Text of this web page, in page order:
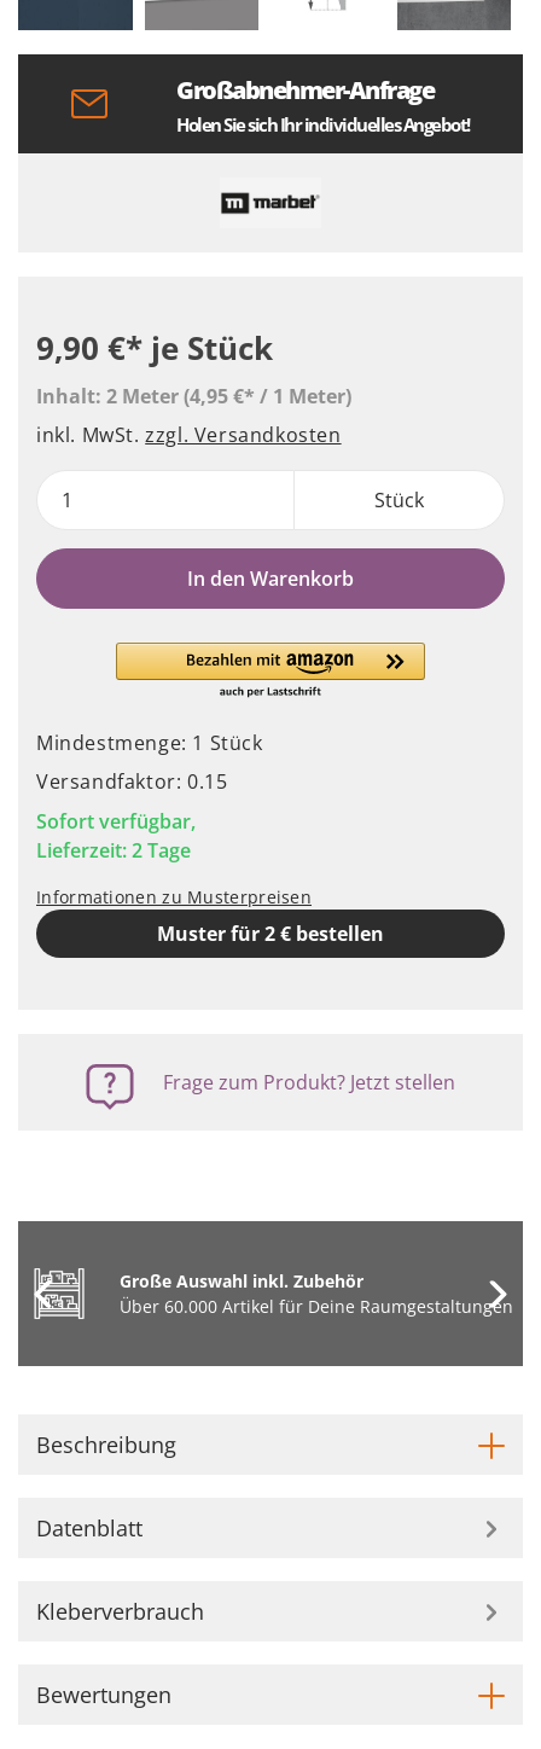
Großabnehmer-Anfrage
Holen Sie sich Ihr individuelles Angebot!
9,90 €* je Stück
Inhalt: 2 Meter(4,95 €* / 1 Meter)
inkl. MwSt.zzgl. Versandkosten
Stück
In den Warenkorb
Mindestmenge: 1 Stück
Versandfaktor: 0.15
Sofort verfügbar,
Lieferzeit: 2 Tage
Informationen zu Musterpreisen
Muster für 2 € bestellen
Frage zum Produkt? Jetzt stellen
Große Auswahl inkl. Zubehör
Über 60.000 Artikel für Deine Raumgestaltungen
Beschreibung
Datenblatt
Kleberverbrauch
Bewertungen